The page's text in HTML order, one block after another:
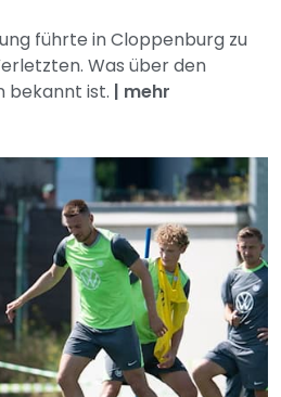
führte in Cloppenburg zu
Was über den
bekannt ist. | mehr